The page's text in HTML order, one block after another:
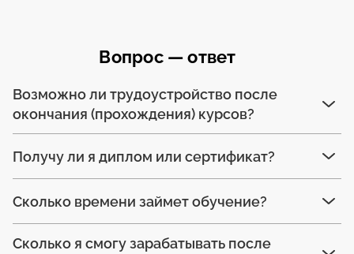
Вопрос — ответ
Возможно ли трудоустройство после
окончания (прохождения) курсов?
Получу ли я диплом или сертификат?
Сколько времени займет обучение?
Сколько я смогу зарабатывать после